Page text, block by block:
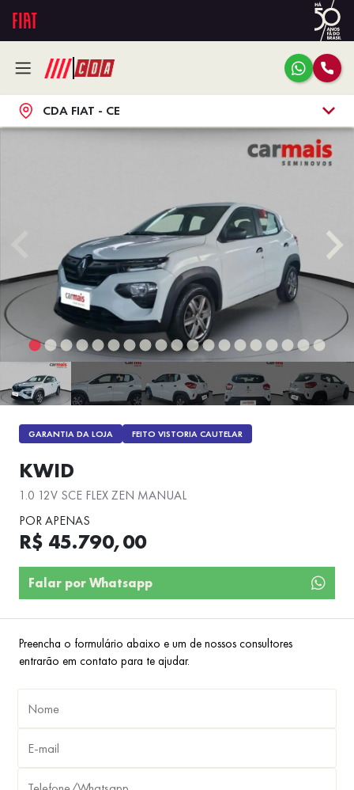
CDA FIAT - CE
GARANTIA DA LOJA FEITO VISTORIA CAUTELAR
KWID
1.0 12V SCE FLEX ZEN MANUAL
POR APENAS
R$ 45.790,00
Falar por Whatsapp
Preencha o formulário abaixo e um de nossos consultores
entrarão em contato para te ajudar.